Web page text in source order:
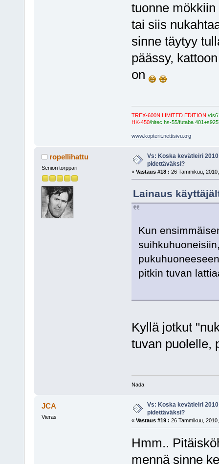
tuonne
tai siis
sinne täytyy
päässy,
on
TREX-600N LIMITED EDITION /
HK-450/hitec hs-55/futaba
www.kopterit.nettisivu.org
ropellihattu
Seniori torppari
Vs: Koska kevätleiri
pidettäväksi?
« Vastaus #18 : 26 Tammikuu,
Lainaus
Kun
pitkin tuvan
Kyllä jotkut
tuvan puolelle,
Nada
JCA
Vieras
Vs: Koska kevätleiri
pidettäväksi?
« Vastaus #19 : 26 Tammikuu,
Hmm..
mennä sinne